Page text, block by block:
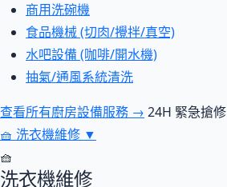
商用洗碗機
食品機械 (切肉/攪拌/真空)
水吧設備 (咖啡/開水機)
抽氣/通風系統清洗
查看所有廚房設備服務 → 24H 緊急搶修
🧺 洗衣機維修 ▼
🧺
洗衣機維修